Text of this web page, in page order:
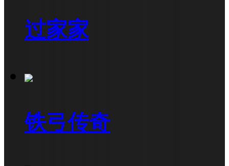
过家家
铁弓传奇